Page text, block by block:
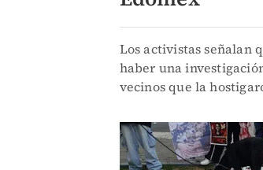
Los activistas señalan
haber una
vecinos que la